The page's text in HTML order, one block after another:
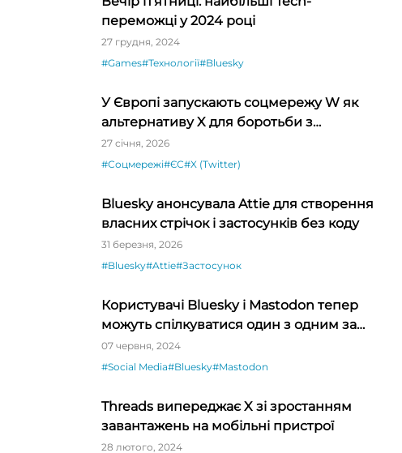
переможці у 2024 році
27 грудня, 2024
#Games#Технології#Bluesky
У Європі запускають соцмережу W як
альтернативу X для боротьби з
дезінформацією
27 січня, 2026
#Соцмережі#ЄС#X (Twitter)
Bluesky анонсувала Attie для створення
власних стрічок і застосунків без коду
31 березня, 2026
#Bluesky#Attie#Застосунок
Користувачі Bluesky і Mastodon тепер
можуть спілкуватися один з одним за
допомогою Bridgy Fed
07 червня, 2024
#Social Media#Bluesky#Mastodon
Threads випереджає X зі зростанням
завантажень на мобільні пристрої
28 лютого, 2024